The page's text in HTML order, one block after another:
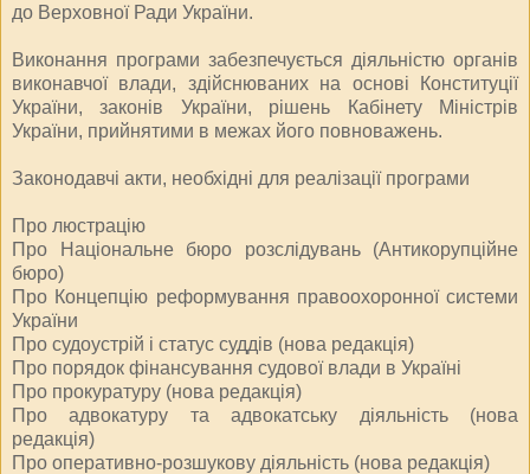
до Верховної Ради України.
Виконання програми забезпечується діяльністю органів
виконавчої влади, здійснюваних на основі Конституції
України, законів України, рішень Кабінету Міністрів
України, прийнятими в межах його повноважень.
Законодавчі акти, необхідні для реалізації програми
Про люстрацію
Про Національне бюро розслідувань (Антикорупційне
бюро)
Про Концепцію реформування правоохоронної системи
України
Про судоустрій і статус суддів (нова редакція)
Про порядок фінансування судової влади в Україні
Про прокуратуру (нова редакція)
Про адвокатуру та адвокатську діяльність (нова
редакція)
Про оперативно-розшукову діяльність (нова редакція)